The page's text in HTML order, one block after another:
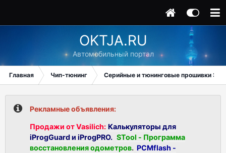
OKTJA.RU
Автомобильный портал
Главная Чип-тюнинг Серийные и тюнинговые прошивки ЭБУ
Рекламные объявления:
Продажи от Vasilich: Калькуляторы для
iProgGuard и iProgPRO. STool - Программа
восстановления одометров. PCMflash -